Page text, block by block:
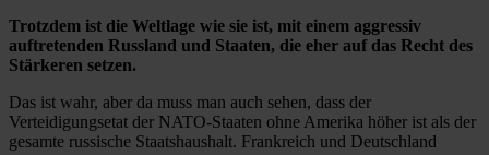
Trotzdem ist die Weltlage wie sie ist, mit einem aggressiv
auftretenden Russland und Staaten, die eher auf das Recht des
Stärkeren setzen.
Das ist wahr, aber da muss man auch sehen, dass der
Verteidigungsetat der NATO-Staaten ohne Amerika höher ist als der
gesamte russische Staatshaushalt. Frankreich und Deutschland